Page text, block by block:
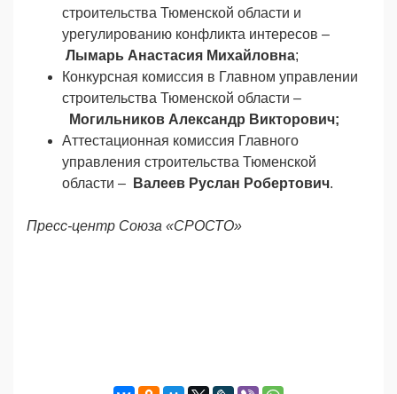
строительства Тюменской области и
урегулированию конфликта интересов –
Лымарь Анастасия Михайловна;
Конкурсная комиссия в Главном управлении
строительства Тюменской области –
Могильников Александр Викторович;
Аттестационная комиссия Главного
управления строительства Тюменской
области –
Валеев Руслан Робертович.
Пресс-центр Союза «СРОСТО»